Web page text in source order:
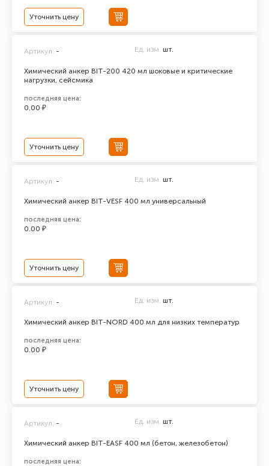
Уточнить цену
Химический анкер BIT-200 420 мл шоковые и критические
нагрузки, сейсмика
Артикул: - Ед. изм. шт.
последняя цена:
0.00 ₽
Уточнить цену
Химический анкер BIT-VESF 400 мл универсальный
Артикул: - Ед. изм. шт.
последняя цена:
0.00 ₽
Уточнить цену
Химический анкер BIT-NORD 400 мл для низких температур
Артикул: - Ед. изм. шт.
последняя цена:
0.00 ₽
Уточнить цену
Химический анкер BIT-EASF 400 мл (бетон, железобетон)
Артикул: - Ед. изм. шт.
последняя цена: